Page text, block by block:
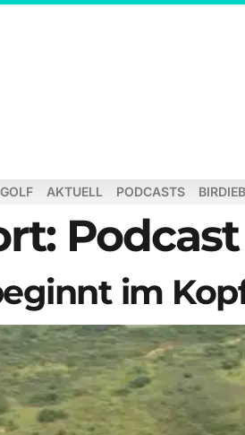
AKTUELL PODCASTS
Podcast
im